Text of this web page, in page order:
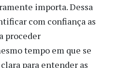
importa. Dessa
com confiança as
proceder
tempo em que se
para entender as